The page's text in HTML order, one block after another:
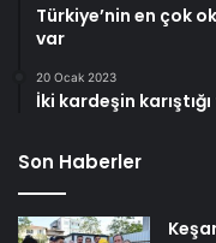
Türkiye’nin en çok
var
20 Ocak 2023
İki kardeşin
Son Haberler